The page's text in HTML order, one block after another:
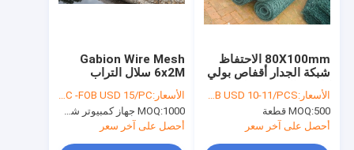
جولة في المعمل
اتصل بنا
اطلب اقتباس
Gabion Wire Mesh
6x2M سلال التراب
Galfan
الأسعار:FOB USD 10/PC -FOB USD 15/PC
MOQ:1000 جهاز كمبيوتر شخصى
أحصل على آخر سعر
80X100mm الاحتفاظ
شبكة الجدار أقفاص بولي
كلوريد الفينيل مغلفة بسلة
التراب لحماية المنحدر
الأسعار:FOB USD 10-11/PCS
MOQ:500 قطعة
أحصل على آخر سعر